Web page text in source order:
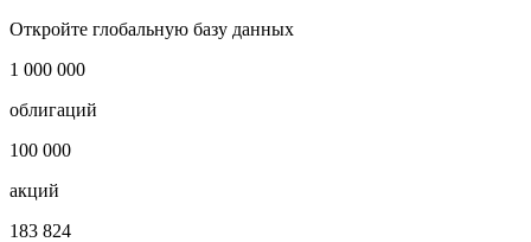
Откройте глобальную базу данных
1 000 000
облигаций
100 000
акций
183 824